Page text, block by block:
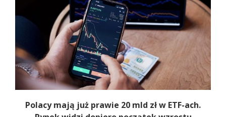
Polacy mają już prawie 20 mld zł w ETF-ach.